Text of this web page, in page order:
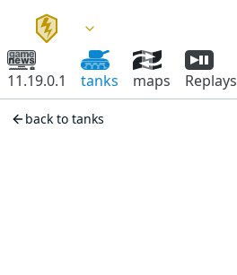
11.19.0.1 tanks maps Replays
back to tanks